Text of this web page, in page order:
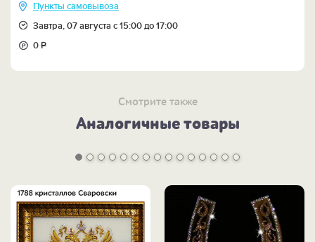
Пункты самовывоза
Завтра, 07 августа с 15:00 до 17:00
0Р
Смотрите также
Аналогичные товары